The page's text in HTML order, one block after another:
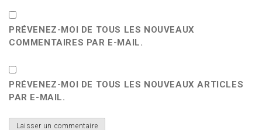
PRÉVENEZ-MOI DE TOUS LES NOUVEAUX
COMMENTAIRES PAR E-MAIL.
PRÉVENEZ-MOI DE TOUS LES NOUVEAUX ARTICLES
PAR E-MAIL.